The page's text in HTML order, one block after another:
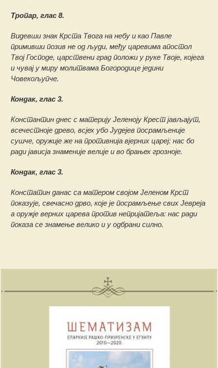
Тропар, глас 8.
Видевши знак Крста Твога на небу и као Павле
примивши позив не од људи, међу царевима апостол
Твој Господе, царствени град положи у руке Твоје, којега
и чувај у миру молитвама Богородице једини
Човекољупче.
Кондак, глас 3.
Константин днес с материју Јеленоју Крест јављајут,
всечестноје древо, всјех убо Јудејев посрамљеније
сушче, оружије же на противнија вјерних цареј: нас бо
ради јависја знаменије велије и во брањех грозноје.
Кондак, глас 3.
Констатин данас са матером својом Јеленом Крст
показује, свечасно дрво, које је посрамљење свих Јевреја
а оружје верних царева против непријатеља: нас ради
показа се знамење велико и у одбрани силно.